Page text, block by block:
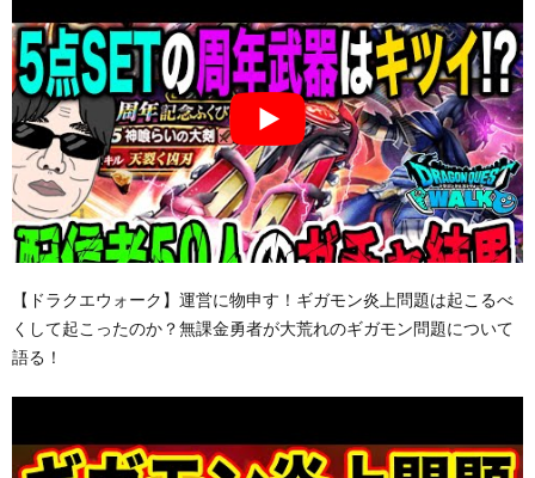
【ドラクエウォーク】運営に物申す！ギガモン炎上問題は起こるべ
くして起こったのか？無課金勇者が大荒れのギガモン問題について
語る！